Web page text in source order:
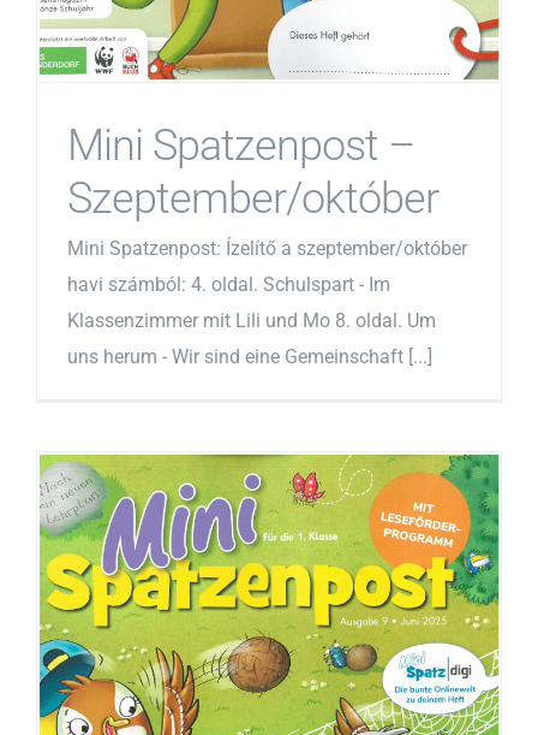
Mini Spatzenpost –
Szeptember/október
Mini Spatzenpost: Ízelítő a szeptember/október
havi számból: 4. oldal. Schulspart - Im
Klassenzimmer mit Lili und Mo 8. oldal. Um
uns herum - Wir sind eine Gemeinschaft [...]